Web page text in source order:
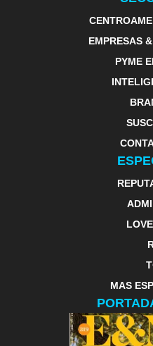
EMPRESAS
PYME
MAS